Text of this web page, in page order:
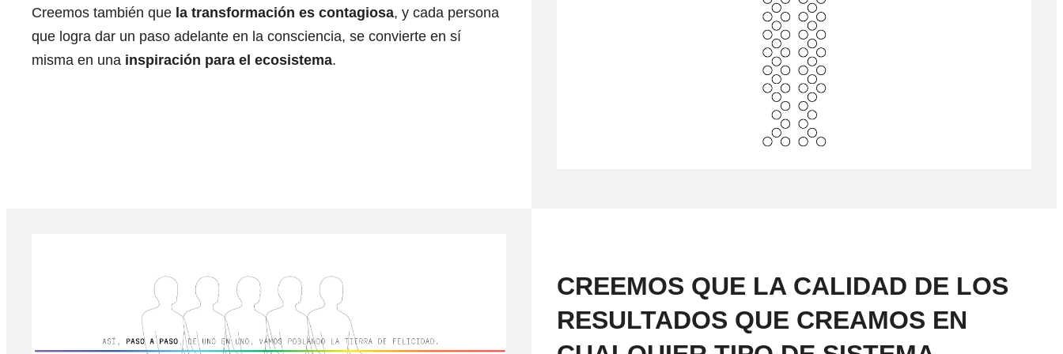
Creemos también que la transformación es contagiosa, y cada persona
que logra dar un paso adelante en la consciencia, se convierte en sí
misma en una inspiración para el ecosistema.
CREEMOS QUE LA CALIDAD DE LOS
RESULTADOS QUE CREAMOS EN